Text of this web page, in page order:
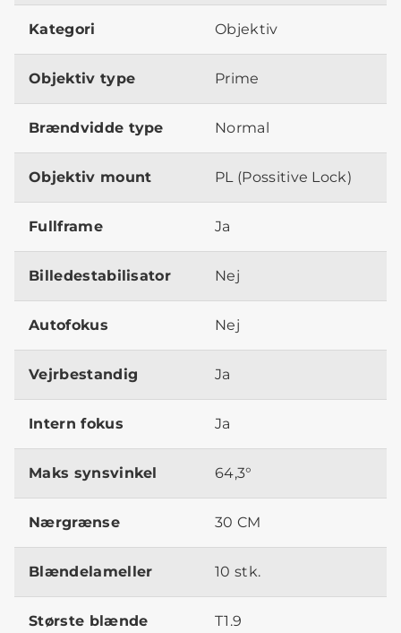
Kategori Objektiv
Objektiv type Prime
Brændvidde type Normal
Objektiv mount PL (Possitive Lock)
Fullframe Ja
Billedestabilisator Nej
Autofokus Nej
Vejrbestandig Ja
Intern fokus Ja
Maks synsvinkel 64,3°
Nærgrænse 30 CM
Blændelameller 10 stk.
Største blænde T1.9